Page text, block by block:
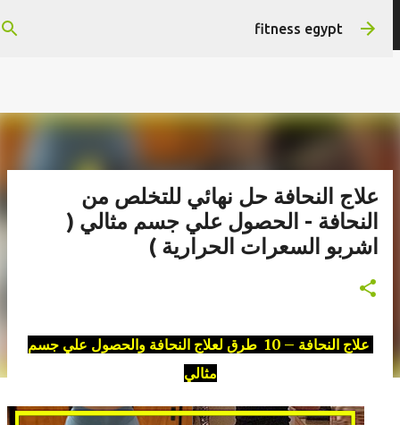
هتستفيد ومش هنضيع وقتك
التخطي إلى المحتوى الرئيسيfitness egypt
علاج النحافة حل نهائي للتخلص من
النحافة - الحصول علي جسم مثالي (
اشربو السعرات الحرارية )
علاج النحافة – 10 طرق لعلاج النحافة والحصول علي جسم
مثالي